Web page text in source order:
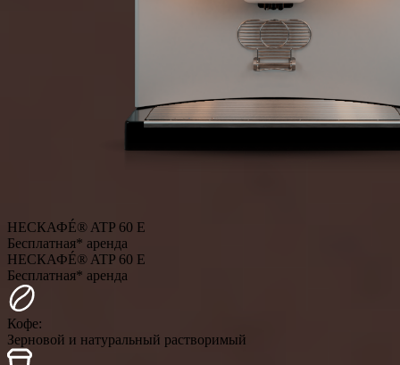
НЕСКАФÉ® ATP 60 E
Бесплатная* аренда
НЕСКАФÉ® ATP 60 E
Бесплатная* аренда
Кофе:
Зерновой и натуральный растворимый